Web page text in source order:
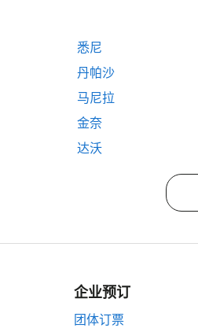
悉尼
丹帕沙
马尼拉
金奈
达沃
企业预订
团体订票